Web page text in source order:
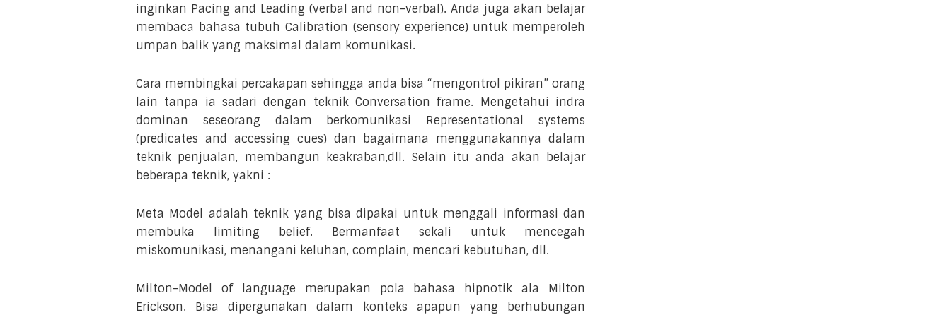
inginkan Pacing and Leading (verbal and non-verbal). Anda juga akan belajar
membaca bahasa tubuh Calibration (sensory experience) untuk memperoleh
umpan balik yang maksimal dalam komunikasi.
Cara membingkai percakapan sehingga anda bisa “mengontrol pikiran” orang
lain tanpa ia sadari dengan teknik Conversation frame. Mengetahui indra
dominan seseorang dalam berkomunikasi Representational systems
(predicates and accessing cues) dan bagaimana menggunakannya dalam
teknik penjualan, membangun keakraban,dll. Selain itu anda akan belajar
beberapa teknik, yakni :
Meta Model adalah teknik yang bisa dipakai untuk menggali informasi dan
membuka limiting belief. Bermanfaat sekali untuk mencegah
miskomunikasi, menangani keluhan, complain, mencari kebutuhan, dll.
Milton-Model of language merupakan pola bahasa hipnotik ala Milton
Erickson. Bisa dipergunakan dalam konteks apapun yang berhubungan